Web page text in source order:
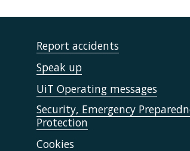
Report accidents
Speak up
UiT Operating messages
Security, Emergency
Protection
Cookies